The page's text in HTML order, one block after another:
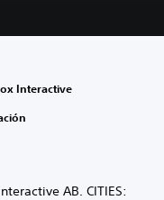
Interactive
AB. CITIES: